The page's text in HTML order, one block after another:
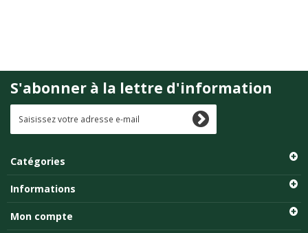
S'abonner à la lettre d'information
Catégories
Informations
Mon compte